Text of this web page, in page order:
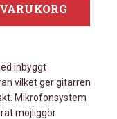
inbyggt
vilket ger gitarren
Mikrofonsystem
möjliggör